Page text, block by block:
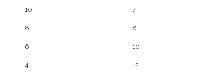
10 7
8 8
6 10
4 12